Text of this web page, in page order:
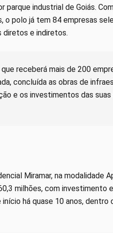
industrial de Goiás.
o polo já tem 84 empresas
diretos e indiretos.
receberá mais de 200
concluída as obras de
e os investimentos das suas
Miramar, na modalidade
milhões, com investimento
há quase 10 anos, dentro